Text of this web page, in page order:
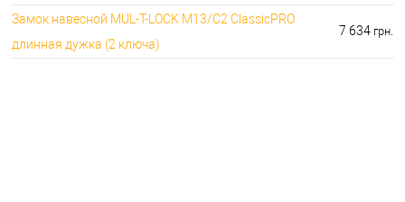
Замок навесной MUL-T-LOCK M13/C2 ClassicPRO
длинная дужка (2 ключа)
7 634 грн.